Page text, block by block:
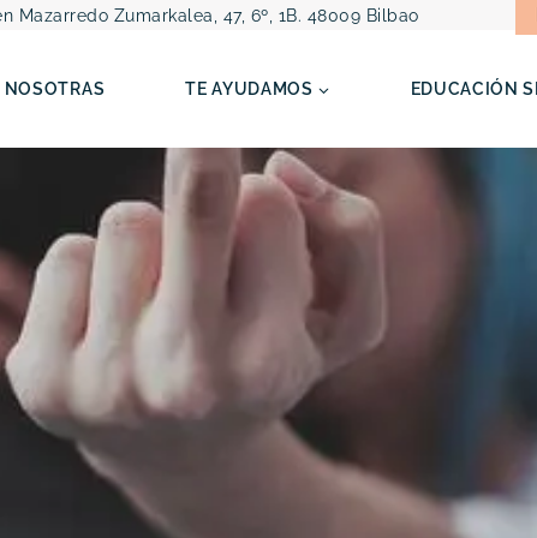
Mazarredo Zumarkalea, 47, 6º, 1B. 48009 Bilbao
NOSOTRAS TE AYUDAMOS EDUCACIÓN